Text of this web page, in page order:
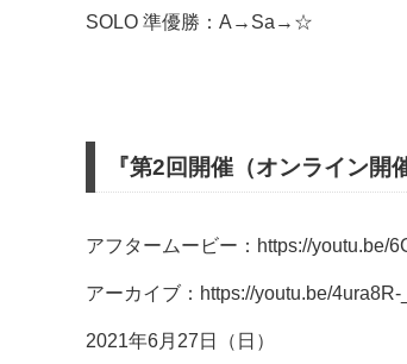
SOLO 準優勝：A→Sa→☆
『第2回開催（オンライン
アフタームービー：https://youtu.be/
アーカイブ：https://youtu.be/4ura8R-
2021年6月27日（日）